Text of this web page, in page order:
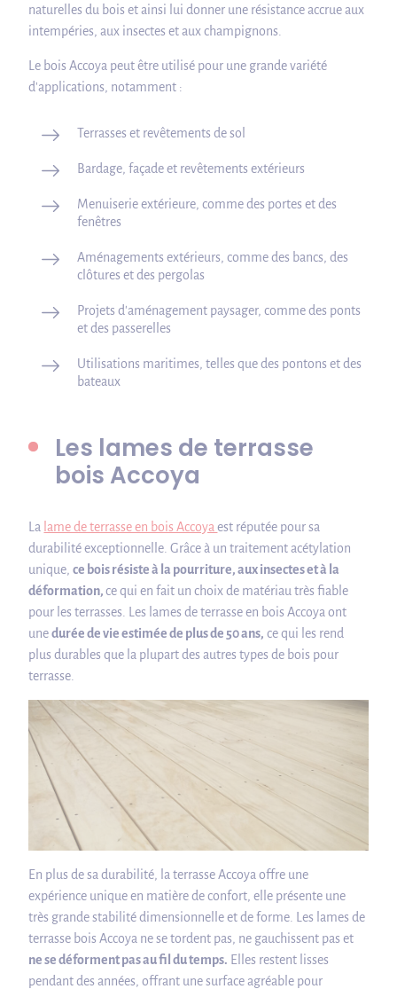
naturelles du bois et ainsi lui donner une résistance accrue aux
intempéries, aux insectes et aux champignons.
Le bois Accoya peut être utilisé pour une grande variété
d'applications, notamment :
Terrasses et revêtements de sol
Bardage, façade et revêtements extérieurs
Menuiserie extérieure, comme des portes et des
fenêtres
Aménagements extérieurs, comme des bancs, des
clôtures et des pergolas
Projets d'aménagement paysager, comme des ponts
et des passerelles
Utilisations maritimes, telles que des pontons et des
bateaux
Les lames de terrasse
bois Accoya
La lame de terrasse en bois Accoyaest réputée pour sa
durabilité exceptionnelle. Grâce à un traitement acétylation
unique,ce bois résiste à la pourriture, aux insectes et à la
déformation,ce qui en fait un choix de matériau très fiable
pour les terrasses. Les lames de terrasse en bois Accoya ont
unedurée de vie estimée de plus de 50 ans, ce qui les rend
plus durables que la plupart des autres types de bois pour
terrasse.
En plus de sa durabilité, la terrasse Accoya offre une
expérience unique en matière de confort, elle présente une
très grande stabilité dimensionnelle et de forme. Les lames de
terrasse bois Accoya ne se tordent pas, ne gauchissent pas et
ne se déforment pas au fil du temps. Elles restent lisses
pendant des années, offrant une surface agréable pour